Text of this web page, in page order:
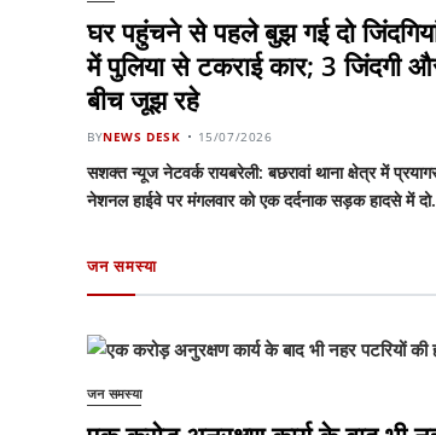
घर पहुंचने से पहले बुझ गई दो
में पुलिया से टकराई कार; 3 जिंदगी
बीच जूझ रहे
BYNEWS DESK 15/07/2026
सशक्त न्यूज नेटवर्क रायबरेली: बछरावां थाना क्षेत्र में
नेशनल हाईवे पर मंगलवार को एक दर्दनाक सड़क हादसे में
जन समस्या
जन समस्या